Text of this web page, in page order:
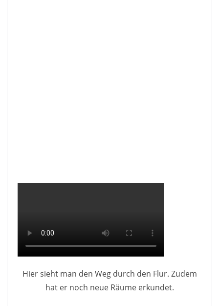
Hier sieht man den Weg durch den Flur. Zudem
hat er noch neue Räume erkundet.